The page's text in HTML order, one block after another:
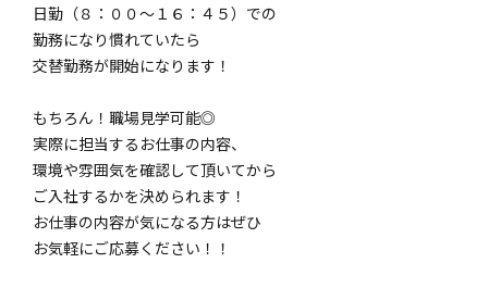
日勤（８：００～１６：４５）での
勤務になり慣れていたら
交替勤務が開始になります！
もちろん！職場見学可能◎
実際に担当するお仕事の内容、
環境や雰囲気を確認して頂いてから
ご入社するかを決められます！
お仕事の内容が気になる方はぜひ
お気軽にご応募ください！！